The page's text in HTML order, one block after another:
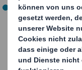
Anwendung der
Analyse
Wellpappe, um